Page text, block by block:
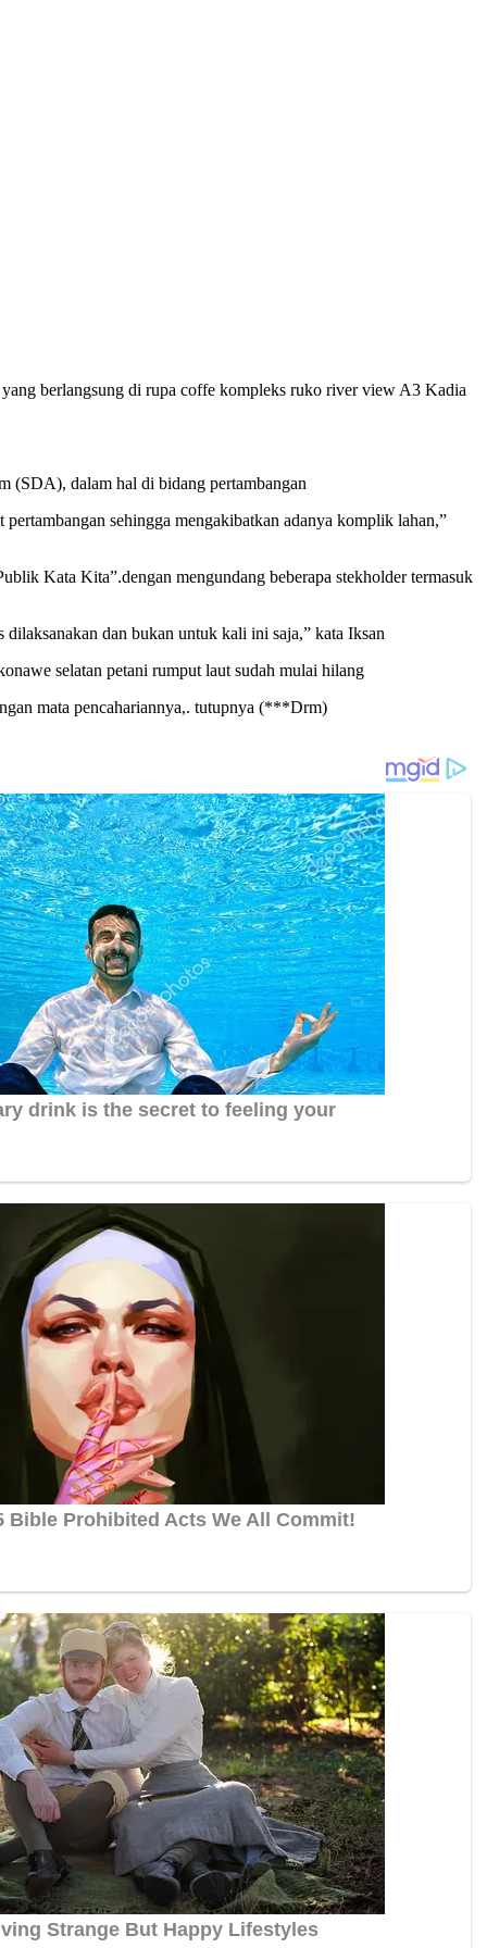
berlangsung di rupa coffe kompleks ruko river view A3 Kadia
(SDA), dalam hal di bidang pertambangan
sehingga mengakibatkan adanya komplik lahan,”
Kata Kita”.dengan mengundang beberapa stekholder termasuk
dan bukan untuk kali ini saja,” kata Iksan
selatan petani rumput laut sudah mulai hilang
mata pencahariannya,. tutupnya (***Drm)